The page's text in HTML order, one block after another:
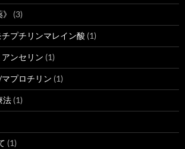
(3)
プチリンマレイン酸 (1)
ンセリン (1)
プロチリン (1)
法 (1)
(1)